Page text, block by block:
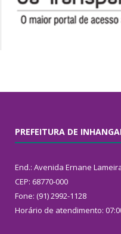
PREFEITURA DE
End.: Avenida Ernane
CEP: 68770-000
Fone: (91) 2992-1128
Horário de atendimento: